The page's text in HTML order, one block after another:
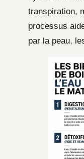
transpiration,
processus
par la peau,